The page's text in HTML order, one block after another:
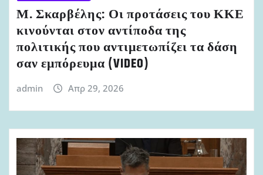
Μ. Σκαρβέλης: Οι προτάσεις του ΚΚΕ
κινούνται στον αντίποδα της
πολιτικής που αντιμετωπίζει τα δάση
σαν εμπόρευμα (VIDEO)
admin Απρ 29, 2026